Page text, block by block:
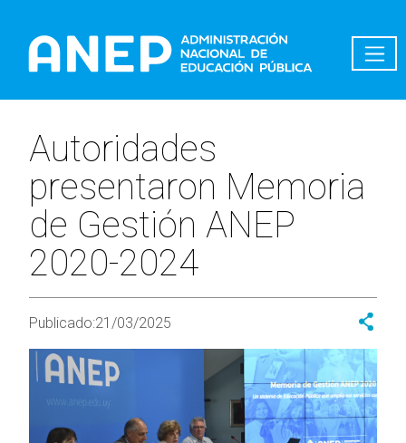
Autoridades
presentaron Memoria
de Gestión ANEP
2020-2024
Publicado:21/03/2025